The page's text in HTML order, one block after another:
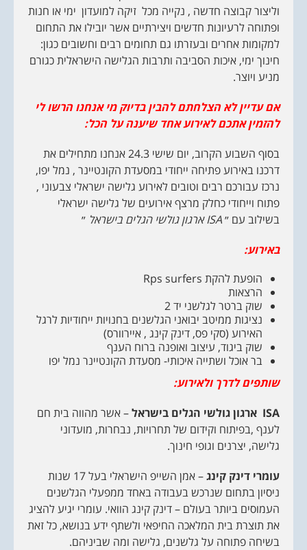
וליצור קבוצה חדשה , נקייה מכל זיקה למועדון ימי או חנות
ופתוחה לרעיונות חדשים ויצירתיים אשר יובילו את התחום
למקומות אחרים ובעזרתו גם תחומים רבים וחשובים כגון:
חינוך ימי, איכות הסביבה ותרבות הגלישה הישראלית כגורם
מניע ויוצר.
אם עדיין לא הצלחתם להבין בדיוק מי אנחנו הרשו לי
להזמין אתכם לאירוע אחד שיענה על הכל:
בסוף השבוע הקרוב, יום שישי 24.3 אנחנו מתחילים את
דרכנו באירוע פתיחה ייחודי במסעדת הקונטיינר , נמל יפו,
נרכז עבורכם רבים וטובים לאירוע גלישה ישראלי צבעוני ,
פתוח וייחודי כחלק מרצף אירועים של גלישה ישראלי
בשילוב עם ״ISAארגון גולשי הגלים בישראל ״
באירוע:
הופעת להקת Rps surfers
הרצאות
שוק ברטר לגלשני יד 2
נציגות ממיטב יבואני הגלשנים בחנויות ייחודיות לרגל
האירוע (סקי פס, דינק קינג , איירוורס)
שוק ביגוד, עיצוב ואופנה ברוח הענף
בר אוכל ושתייה איכותי- מסעדת הקונטיינר נמל יפו
שותפים לדרך ולאירוע:
ISA ארגון גולשי הגלים בישראל– אשר מהווה בית חם
לענף ,בפיתוח וקידום של תחרויות, נבחרות, מועדוני
גלישה, יצרנים וגופי חינוך.
עומרי דינק קינג
– אמן השייפ הישראלי בעל 17 שנות
ניסיון בתחום שנרכש בעבודה באחד ממפעלי הגלשנים
העמוסים ביותר בעולם – דינק קינג הוואי. עומרי יגיע להציג
את תוצרת בית המלאכה החיפאי ולשתף ידע בנושא, כל זאת
בשיחה פתוחה על גלשנים, גלישה ומה שביניהם.